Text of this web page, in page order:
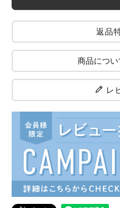
返品
商品につ
レ